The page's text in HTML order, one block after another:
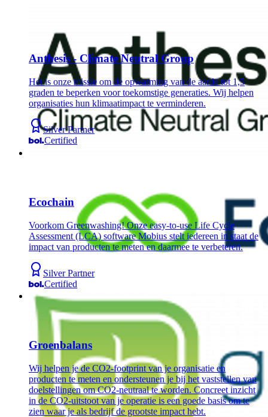
Anthesis - Climate Neutral Group
Het is onze missie om de opwarming van de aarde tot 1,5
graden te beperken voor toekomstige generaties. Wij helpen
organisaties hun klimaatimpact te verminderen.
Silver Partner
Certified
Ecochain
Voorkom Greenwashing! Onze easy-to-use Life Cycle
Assessment (LCA) software Mobius stelt iedereen in staat de
impact van producten te meten en daarmee te verbeteren.
Silver Partner
Certified
Groenbalans
Wij helpen je de CO2-footprint van je organisatie en
producten te meten en ondersteunen je bij het vaststellen van
doelstellingen om CO2-neutraal te worden. Concreet inzicht
in de CO2-uitstoot van je operatie is een goede basis om te
zien waar je als bedrijf de grootste impact hebt.